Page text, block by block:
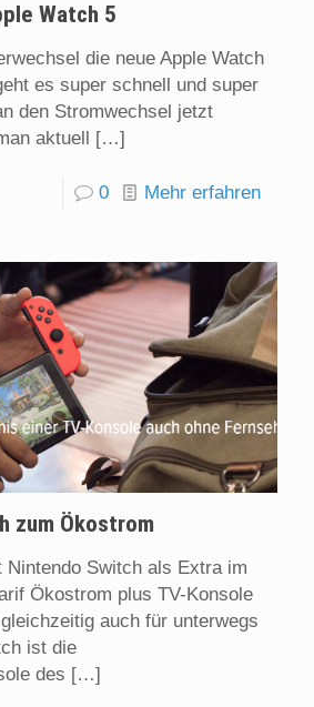
Watch 5
die neue Apple Watch
es super schnell und super
den Stromwechsel jetzt
aktuell
[…]
0 Mehr erfahren
zum Ökostrom
Nintendo Switch als Extra im
Ökostrom plus TV-Konsole
auch für unterwegs
ist die
des […]